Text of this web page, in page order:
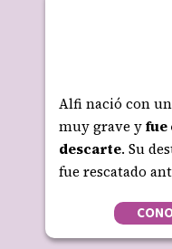
Alfi nació con
muy grave yfue
descarte. Su
fue rescatado